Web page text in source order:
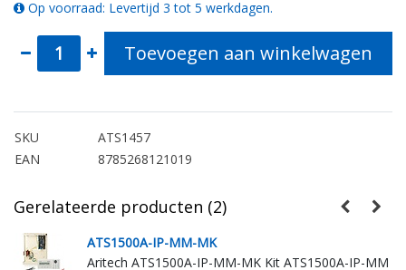
Op voorraad: Levertijd 3 tot 5 werkdagen.
Toevoegen aan winkelwagen
SKU
ATS1457
EAN
8785268121019
Gerelateerde producten (2)
ATS1500A-IP-MM-MK
Aritech ATS1500A-IP-MM-MK Kit ATS1500A-IP-MM